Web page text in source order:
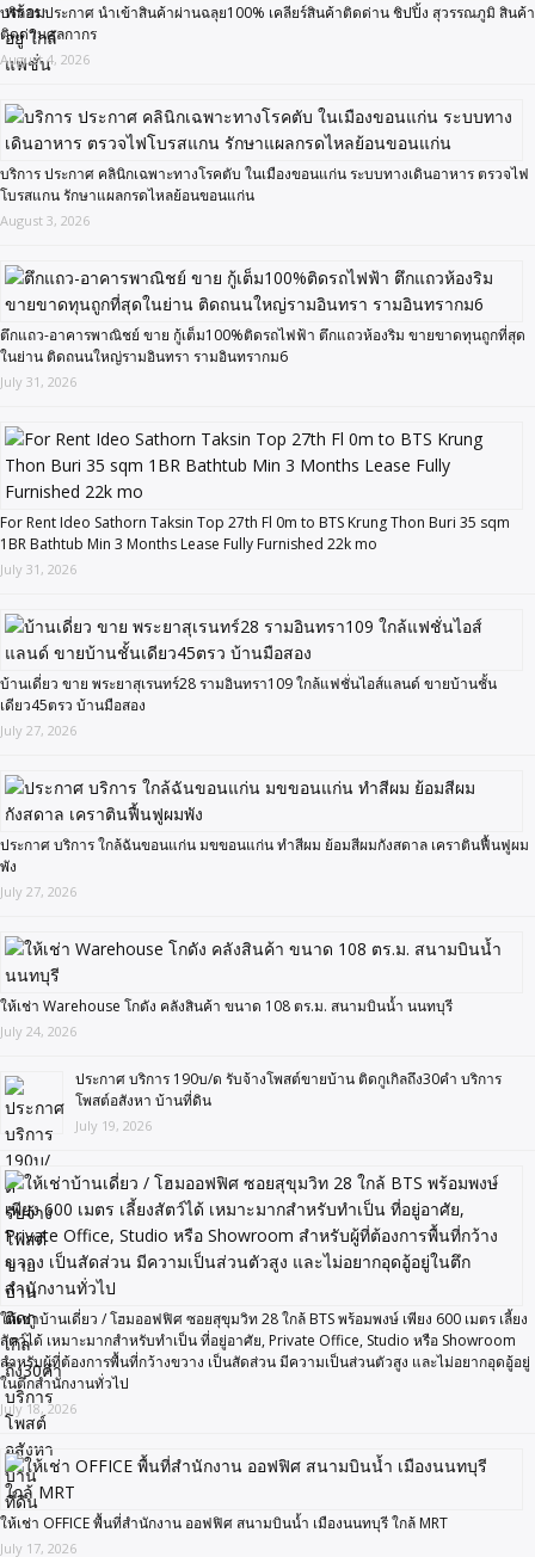
บริการ ประกาศ นำเข้าสินค้าผ่านฉลุย100% เคลียร์สินค้าติดด่าน ชิปปิ้ง สุวรรณภูมิ สินค้า
ติดด่านศุลกากร
August 4, 2026
บริการ ประกาศ คลินิกเฉพาะทางโรคตับ ในเมืองขอนแก่น ระบบทางเดินอาหาร ตรวจไฟ
โบรสแกน รักษาแผลกรดไหลย้อนขอนแก่น
August 3, 2026
ตึกแถว-อาคารพาณิชย์ ขาย กู้เต็ม100%ติดรถไฟฟ้า ตึกแถวห้องริม ขายขาดทุนถูกที่สุด
ในย่าน ติดถนนใหญ่รามอินทรา รามอินทรากม6
July 31, 2026
For Rent Ideo Sathorn Taksin Top 27th Fl 0m to BTS Krung Thon Buri 35 sqm
1BR Bathtub Min 3 Months Lease Fully Furnished 22k mo
July 31, 2026
บ้านเดี่ยว ขาย พระยาสุเรนทร์28 รามอินทรา109 ใกล้แฟชั่นไอส์แลนด์ ขายบ้านชั้น
เดียว45ตรว บ้านมือสอง
July 27, 2026
ประกาศ บริการ ใกล้ฉันขอนแก่น มขขอนแก่น ทำสีผม ย้อมสีผมกังสดาล เคราตินฟื้นฟูผม
พัง
July 27, 2026
ให้เช่า Warehouse โกดัง คลังสินค้า ขนาด 108 ตร.ม. สนามบินน้ำ นนทบุรี
July 24, 2026
ประกาศ บริการ 190บ/ด รับจ้างโพสต์ขายบ้าน ติดกูเกิลถึง30คำ บริการ
โพสต์อสังหา บ้านที่ดิน
July 19, 2026
ให้เช่าบ้านเดี่ยว / โฮมออฟฟิศ ซอยสุขุมวิท 28 ใกล้ BTS พร้อมพงษ์ เพียง 600 เมตร เลี้ยง
สัตว์ได้ เหมาะมากสำหรับทำเป็น ที่อยู่อาศัย, Private Office, Studio หรือ Showroom
สำหรับผู้ที่ต้องการพื้นที่กว้างขวาง เป็นสัดส่วน มีความเป็นส่วนตัวสูง และไม่อยากอุดอู้อยู่
ในตึกสำนักงานทั่วไป
July 18, 2026
ให้เช่า OFFICE พื้นที่สำนักงาน ออฟฟิศ สนามบินน้ำ เมืองนนทบุรี ใกล้ MRT
July 17, 2026